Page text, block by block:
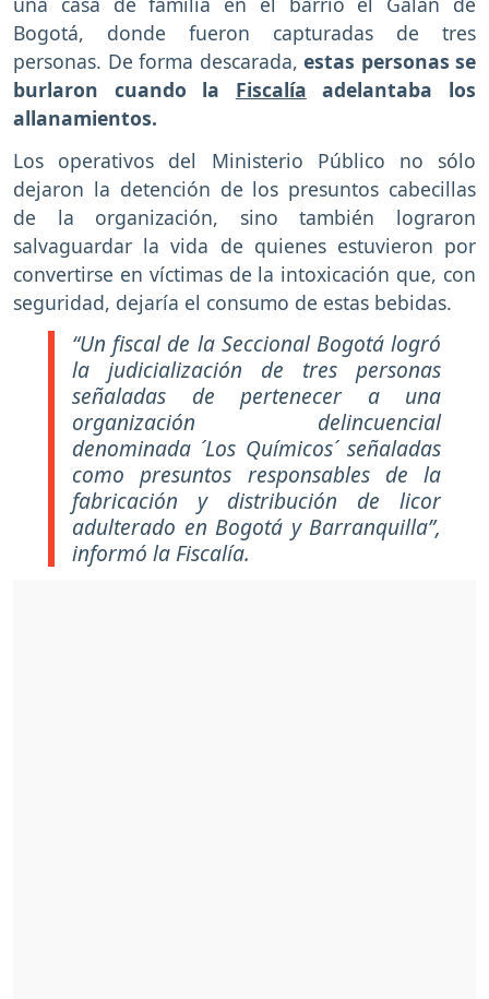
Bogotá, donde fueron capturadas de tres
personas. De forma descarada, estas personas se
burlaron cuando la Fiscalía adelantaba los
allanamientos.
Los operativos del Ministerio Público no sólo
dejaron la detención de los presuntos cabecillas
de la organización, sino también lograron
salvaguardar la vida de quienes estuvieron por
convertirse en víctimas de la intoxicación que, con
seguridad, dejaría el consumo de estas bebidas.
“Un fiscal de la Seccional Bogotá logró
la judicialización de tres personas
señaladas de pertenecer a una
organización delincuencial
denominada ´Los Químicos´ señaladas
como presuntos responsables de la
fabricación y distribución de licor
adulterado en Bogotá y Barranquilla”,
informó la Fiscalía.